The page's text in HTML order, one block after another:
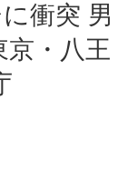
衝突 男
京・八王